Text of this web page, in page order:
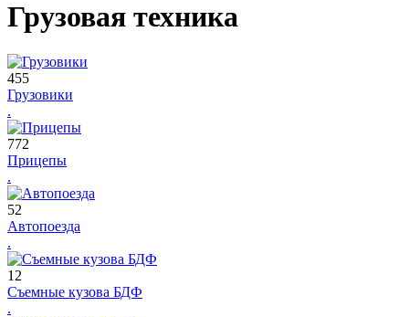
Грузовая техника
455
Грузовики
.
772
Прицепы
.
52
Автопоезда
.
12
Съемные кузова БДФ
.